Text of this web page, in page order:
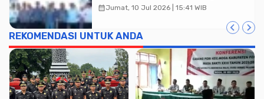
Setahun
calendar_monthJumat, 10 Jul 2026 | 15:41 WIB
REKOMENDASI UNTUK ANDA